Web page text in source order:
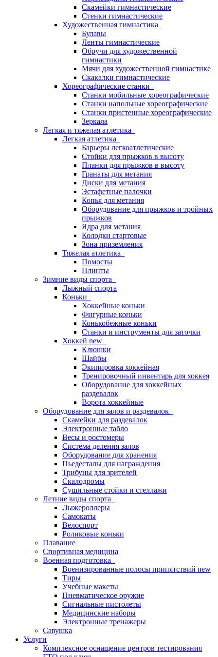
Скамейки гимнастические
Стенки гимнастические
Художественная гимнастика
Булавы
Ленты гимнастические
Обручи для художественной
гимнастики
Мячи для художественной гимнастике
Скакалки гимнастические
Хореографические станки
Станки мобильные хореографические
Станки напольные хореографические
Станки пристенные хореографические
Зеркала
Легкая и тяжелая атлетика
Легкая атлетика
Барьеры легкоатлетические
Стойки для прыжков в высоту
Планки для прыжков в высоту
Гранаты для метания
Диски для метания
Эстафетные палочки
Копья для метания
Оборудование для прыжков и тройных
прыжков
Ядра для метания
Колодки стартовые
Зона приземления
Тяжелая атлетика
Помосты
Плинты
Зимние виды спорта
Лыжный спорта
Коньки
Хоккейные коньки
Фигурные коньки
Конькобежные коньки
Станки и инструменты для заточки
Хоккей new
Клюшки
Шайбы
Экипировка хоккейная
Тренировочный инвентарь для хоккея
Оборудование для хоккейных
раздевалок
Ворота хоккейные
Оборудование для залов и раздевалок
Скамейки для раздевалок
Электронные табло
Весы и ростомеры
Система деления залов
Оборудование для хранения
Пьедесталы для награждения
Трибуны для зрителей
Скалодромы
Сушильные стойки и стеллажи
Летние виды спорта
Лыжероллеры
Самокаты
Велоспорт
Роликовые коньки
Плавание
Спортивная медицина
Военная подготовка
Военизированные полосы припятствий new
Тиры
Учебные макеты
Пневматическое оружие
Сигнальные пистолеты
Медицинские наборы
Электронные тренажеры
Савушка
Услуги
Комплексное оснащение центров тестирования